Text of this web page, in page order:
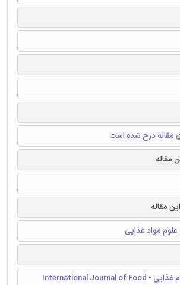
مقاله درج شده است
مقاله
مقاله
مواد غذایی
مجله بین المللی علوم غذایی - International Journal of Food